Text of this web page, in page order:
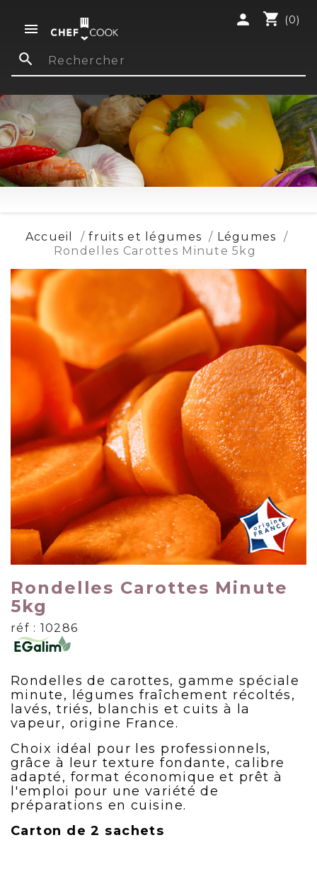

shopping_cart (0)
person
search
Accueil fruits et légumes
Légumes
Rondelles Carottes Minute 5kg
Rondelles Carottes Minute
5kg
réf : 10286
Rondelles de carottes, gamme spéciale
minute, légumes fraîchement récoltés,
lavés, triés, blanchis et cuits à la
vapeur, origine France.
Choix idéal pour les professionnels,
grâce à leur texture fondante, calibre
adapté, format économique et prêt à
l'emploi pour une variété de
préparations en cuisine.
Carton de 2 sachets